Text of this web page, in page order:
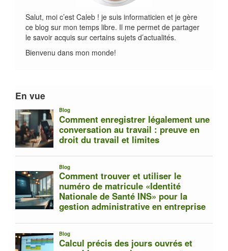
Salut, moi c’est Caleb ! je suis informaticien et je gère
ce blog sur mon temps libre. Il me permet de partager
le savoir acquis sur certains sujets d’actualités.
Bienvenu dans mon monde!
En vue